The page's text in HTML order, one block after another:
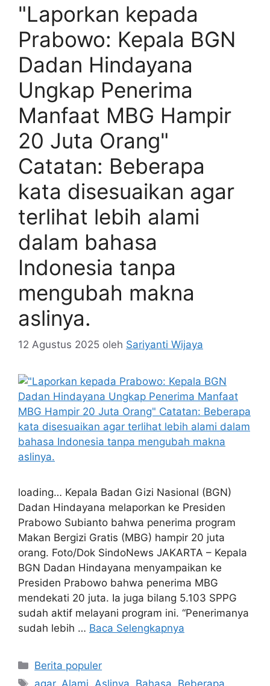
"Laporkan kepada
Prabowo: Kepala BGN
Dadan Hindayana
Ungkap Penerima
Manfaat MBG Hampir
20 Juta Orang"
Catatan: Beberapa
kata disesuaikan agar
terlihat lebih alami
dalam bahasa
Indonesia tanpa
mengubah makna
aslinya.
12 Agustus 2025 oleh Sariyanti Wijaya
loading… Kepala Badan Gizi Nasional (BGN)
Dadan Hindayana melaporkan ke Presiden
Prabowo Subianto bahwa penerima program
Makan Bergizi Gratis (MBG) hampir 20 juta
orang. Foto/Dok SindoNews JAKARTA – Kepala
BGN Dadan Hindayana menyampaikan ke
Presiden Prabowo bahwa penerima MBG
mendekati 20 juta. Ia juga bilang 5.103 SPPG
sudah aktif melayani program ini. “Penerimanya
sudah lebih … Baca Selengkapnya
Kategori
Berita populer
Tag